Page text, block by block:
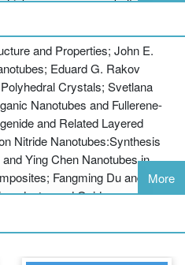
nanotubes as a foundation to
methods for growing
graphitic carbon
including wet chemical
(CVD), arc discharge, and
and metal chalcogenide
unique properties and methods
crystalline semiconducting
chapters also identify
growth, processing, and
can be implemented.
and researcher Dr. Yury
and Properties; John E.
Eduard G. Rakov
Crystals; Svetlana
Nanotubes and Fullerene-
and Related Layered
Nitride Nanotubes:Synthesis
Ying Chen Nanotubes in
Fangming Du and Karen
and Oxide
Nanofiber Technology; Frank
More